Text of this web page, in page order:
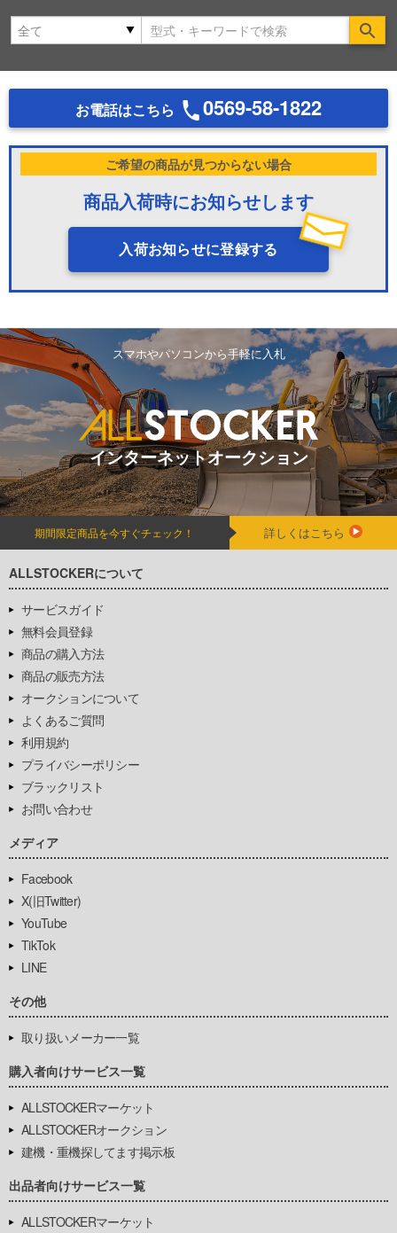
お電話はこちら 0569-58-1822
ご希望の商品が見つからない場合
商品入荷時にお知らせします
入荷お知らせに登録する
スマホやパソコンから手軽に入札
インターネットオークション
期間限定商品を今すぐチェック！ 詳しくはこちら
ALLSTOCKERについて
サービスガイド
無料会員登録
商品の購入方法
商品の販売方法
オークションについて
よくあるご質問
利用規約
プライバシーポリシー
ブラックリスト
お問い合わせ
メディア
Facebook
X(旧Twitter)
YouTube
TikTok
LINE
その他
取り扱いメーカー一覧
購入者向けサービス一覧
ALLSTOCKERマーケット
ALLSTOCKERオークション
建機・重機探してます掲示板
出品者向けサービス一覧
ALLSTOCKERマーケット